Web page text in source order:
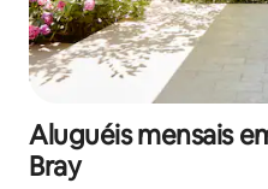
Aluguéis mensais
Bray